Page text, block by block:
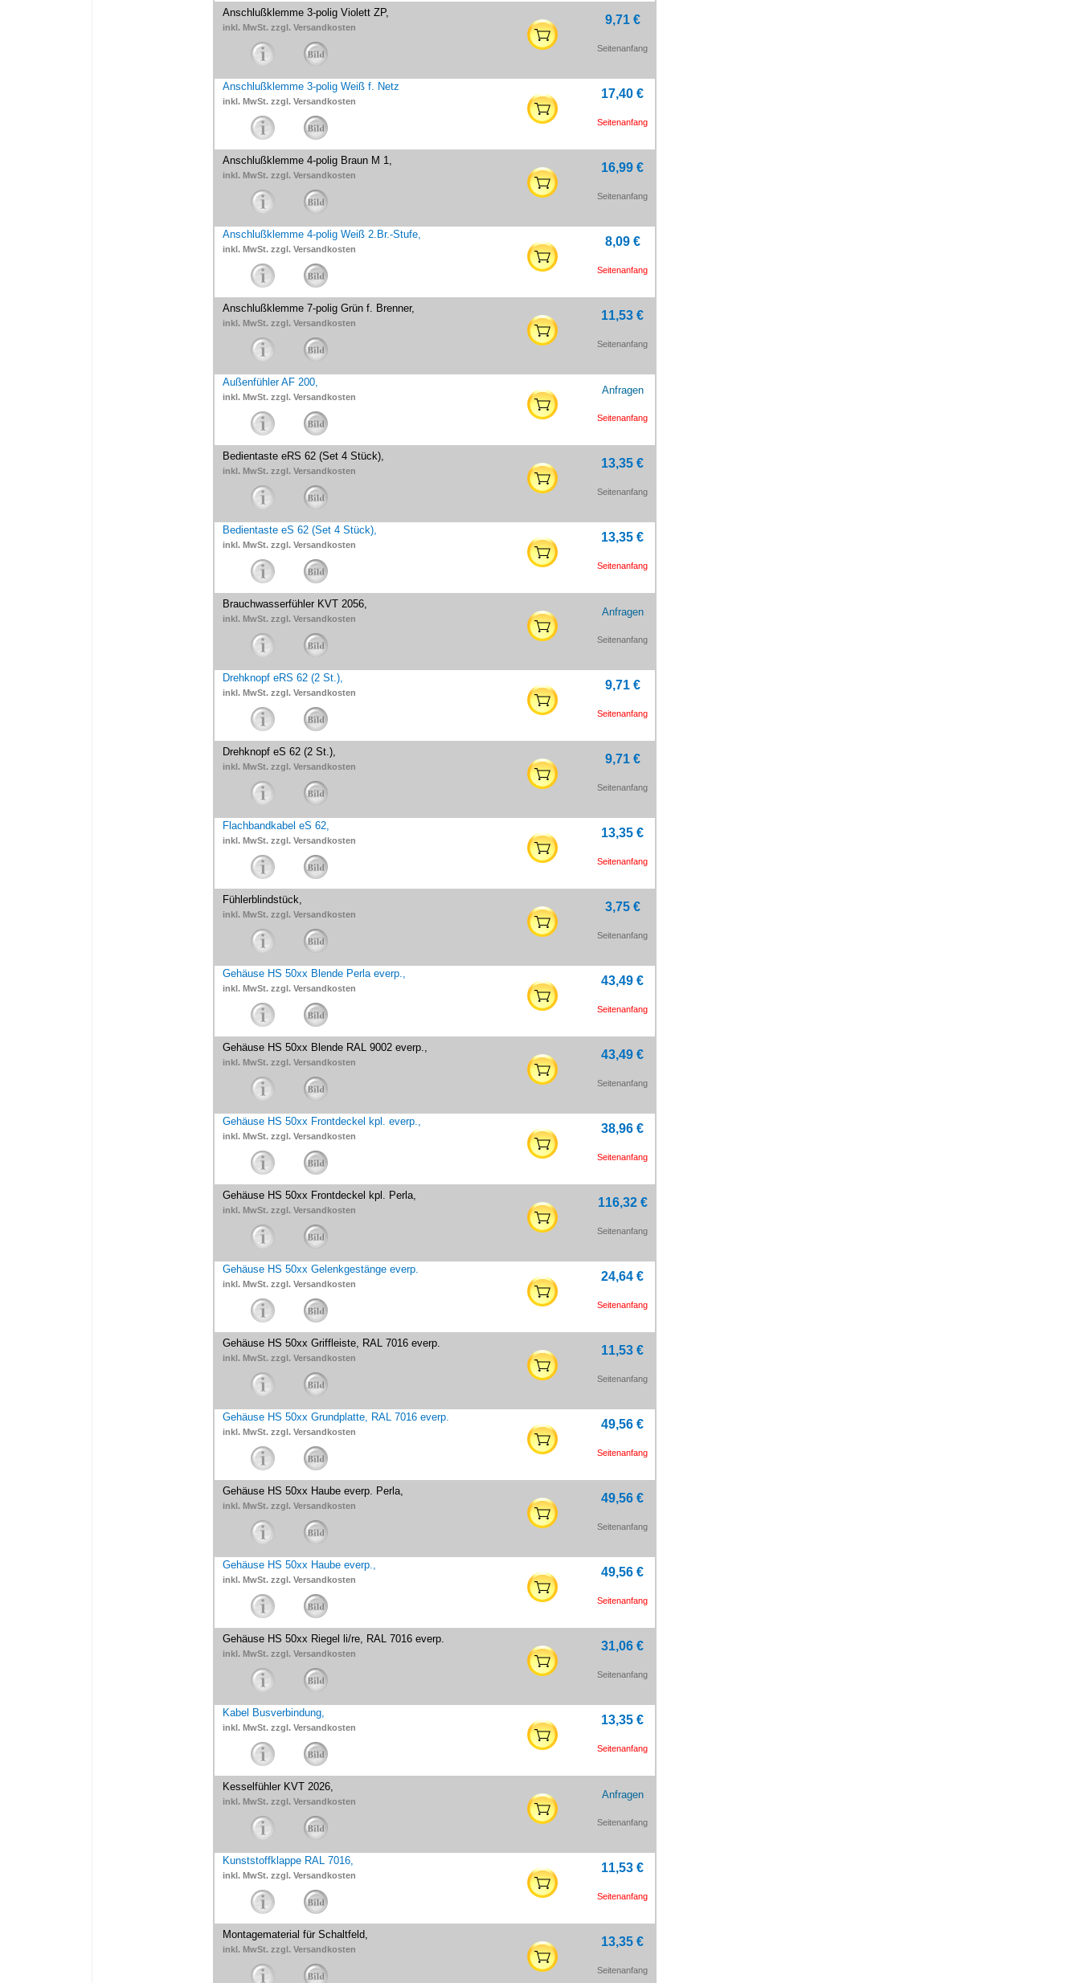
Anschlußklemme 3-polig Violett ZP,
inkl. MwSt. zzgl. Versandkosten
9,71 €
Seitenanfang
Anschlußklemme 3-polig Weiß f. Netz
inkl. MwSt. zzgl. Versandkosten
17,40 €
Seitenanfang
Anschlußklemme 4-polig Braun M 1,
inkl. MwSt. zzgl. Versandkosten
16,99 €
Seitenanfang
Anschlußklemme 4-polig Weiß 2.Br.-Stufe,
inkl. MwSt. zzgl. Versandkosten
8,09 €
Seitenanfang
Anschlußklemme 7-polig Grün f. Brenner,
inkl. MwSt. zzgl. Versandkosten
11,53 €
Seitenanfang
Außenfühler AF 200,
inkl. MwSt. zzgl. Versandkosten
Anfragen
Seitenanfang
Bedientaste eRS 62 (Set 4 Stück),
inkl. MwSt. zzgl. Versandkosten
13,35 €
Seitenanfang
Bedientaste eS 62 (Set 4 Stück),
inkl. MwSt. zzgl. Versandkosten
13,35 €
Seitenanfang
Brauchwasserfühler KVT 2056,
inkl. MwSt. zzgl. Versandkosten
Anfragen
Seitenanfang
Drehknopf eRS 62 (2 St.),
inkl. MwSt. zzgl. Versandkosten
9,71 €
Seitenanfang
Drehknopf eS 62 (2 St.),
inkl. MwSt. zzgl. Versandkosten
9,71 €
Seitenanfang
Flachbandkabel eS 62,
inkl. MwSt. zzgl. Versandkosten
13,35 €
Seitenanfang
Fühlerblindstück,
inkl. MwSt. zzgl. Versandkosten
3,75 €
Seitenanfang
Gehäuse HS 50xx Blende Perla everp.,
inkl. MwSt. zzgl. Versandkosten
43,49 €
Seitenanfang
Gehäuse HS 50xx Blende RAL 9002 everp.,
inkl. MwSt. zzgl. Versandkosten
43,49 €
Seitenanfang
Gehäuse HS 50xx Frontdeckel kpl. everp.,
inkl. MwSt. zzgl. Versandkosten
38,96 €
Seitenanfang
Gehäuse HS 50xx Frontdeckel kpl. Perla,
inkl. MwSt. zzgl. Versandkosten
116,32 €
Seitenanfang
Gehäuse HS 50xx Gelenkgestänge everp.
inkl. MwSt. zzgl. Versandkosten
24,64 €
Seitenanfang
Gehäuse HS 50xx Griffleiste, RAL 7016 everp.
inkl. MwSt. zzgl. Versandkosten
11,53 €
Seitenanfang
Gehäuse HS 50xx Grundplatte, RAL 7016 everp.
inkl. MwSt. zzgl. Versandkosten
49,56 €
Seitenanfang
Gehäuse HS 50xx Haube everp. Perla,
inkl. MwSt. zzgl. Versandkosten
49,56 €
Seitenanfang
Gehäuse HS 50xx Haube everp.,
inkl. MwSt. zzgl. Versandkosten
49,56 €
Seitenanfang
Gehäuse HS 50xx Riegel li/re, RAL 7016 everp.
inkl. MwSt. zzgl. Versandkosten
31,06 €
Seitenanfang
Kabel Busverbindung,
inkl. MwSt. zzgl. Versandkosten
13,35 €
Seitenanfang
Kesselfühler KVT 2026,
inkl. MwSt. zzgl. Versandkosten
Anfragen
Seitenanfang
Kunststoffklappe RAL 7016,
inkl. MwSt. zzgl. Versandkosten
11,53 €
Seitenanfang
Montagematerial für Schaltfeld,
inkl. MwSt. zzgl. Versandkosten
13,35 €
Seitenanfang